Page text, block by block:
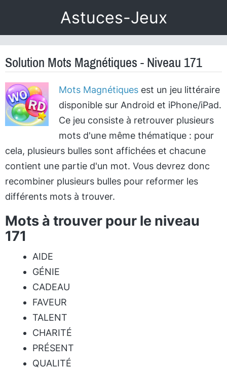
Astuces-Jeux
Solution Mots Magnétiques - Niveau 171
Mots Magnétiquesest un jeu littéraire
disponible sur Android et iPhone/iPad.
Ce jeu consiste à retrouver plusieurs
mots d'une même thématique : pour
cela, plusieurs bulles sont affichées et chacune
contient une partie d'un mot. Vous devrez donc
recombiner plusieurs bulles pour reformer les
différents mots à trouver.
Mots à trouver pour le niveau
171
AIDE
GÉNIE
CADEAU
FAVEUR
TALENT
CHARITÉ
PRÉSENT
QUALITÉ